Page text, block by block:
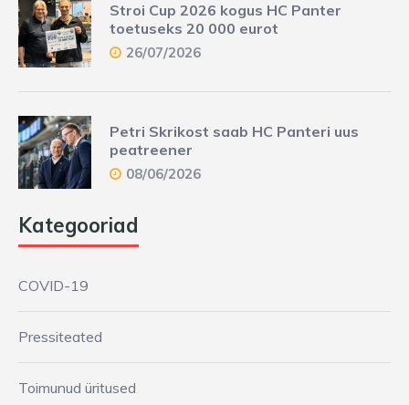
Stroi Cup 2026 kogus HC Panter
toetuseks 20 000 eurot
26/07/2026
Petri Skrikost saab HC Panteri uus
peatreener
08/06/2026
Kategooriad
COVID-19
Pressiteated
Toimunud üritused